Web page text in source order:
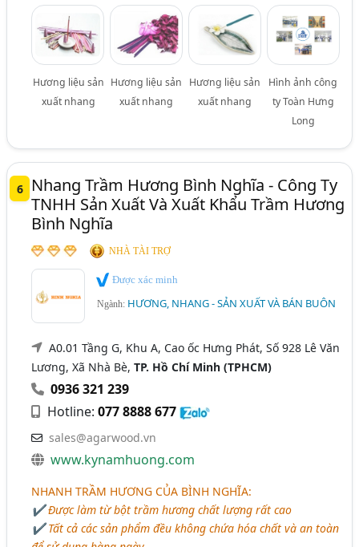
Hương liệu sản
xuất nhang
Hương liệu sản
xuất nhang
Hương liệu sản
xuất nhang
Hình ảnh công
ty Toàn Hưng
Long
6
Nhang Trầm Hương Bình Nghĩa - Công Ty
TNHH Sản Xuất Và Xuất Khẩu Trầm Hương
Bình Nghĩa
NHÀ TÀI TRỢ
Được xác minh
Ngành: HƯƠNG, NHANG - SẢN XUẤT VÀ BÁN BUÔN
A0.01 Tầng G, Khu A, Cao ốc Hưng Phát, Số 928 Lê Văn
Lương, Xã Nhà Bè,TP. Hồ Chí Minh (TPHCM)
0936 321 239
Hotline:077 8888 677
sales@agarwood.vn
www.kynamhuong.com
NHANH TRẦM HƯƠNG CỦA BÌNH NGHĨA:
✔ Được làm từ bột trầm hương chất lượng rất cao
✔ Tất cả các sản phẩm đều không chứa hóa chất và an toàn